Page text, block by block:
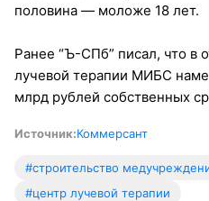
половина — моложе 18 лет.
Ранее “Ъ-СПб” писал, что в
лучевой терапии МИБС
млрд рублей собственных
Источник:Коммерсант
#строительство
#центр лучевой терапии